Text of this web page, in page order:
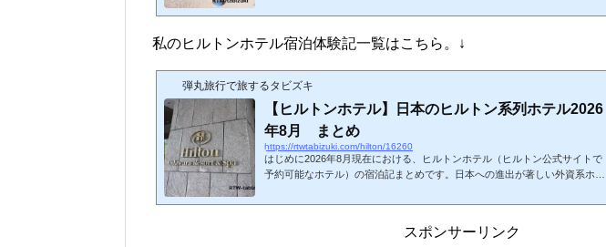
ン・ハワイアン・ビレッジは無期限ストライキ中で、サービスが大幅に制限
ト正面で花火が打ち上げられること（金曜日夜のみ）です。ヒルトン・ハワ
（公式HPには1928年からと...
私のヒルトンホテル宿泊体験記一覧はこちら。↓
弾丸旅行で旅するタビズキ
【ヒルトンホテル】日本のヒルトン系列ホテル2026
年8月 まとめ
https://rtwtabizuki.com/hilton/16260
はじめに2026年8月現在における、ヒルトンホテル（ヒルトン公式サイトで
予約可能なホテル）の宿泊記まとめです。日本への進出が著しい外資系ホテ
026年8月現在開業しているホテルを地域別にまとめてみました。ヒルトン
ます。地域ホテル名子供添寝要件ラウンジ温泉／プール北海道ヒルトンニセ
スポンサーリンク